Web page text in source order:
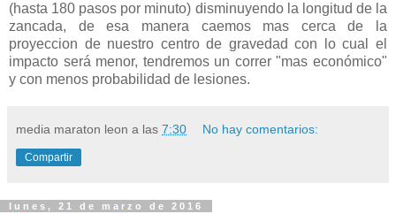
(hasta 180 pasos por minuto) disminuyendo la longitud de la
zancada, de esa manera caemos mas cerca de la
proyeccion de nuestro centro de gravedad con lo cual el
impacto será menor, tendremos un correr "mas económico"
y con menos probabilidad de lesiones.
media maraton leon a las 7:30 No hay comentarios:
Compartir
lunes, 21 de marzo de 2016